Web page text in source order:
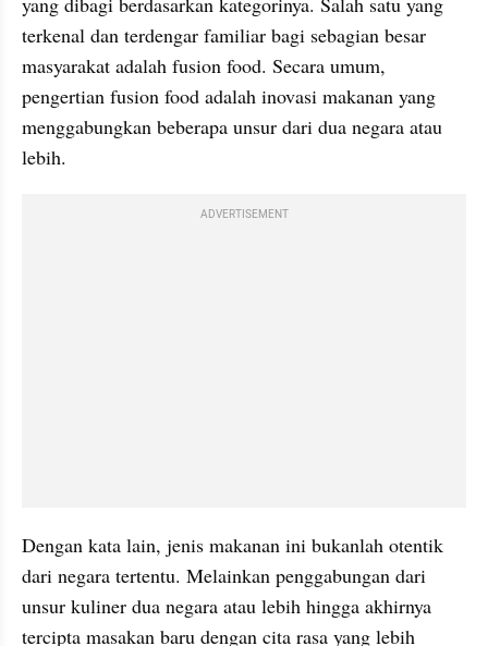
terkenal dan terdengar familiar bagi sebagian besar
masyarakat adalah fusion food. Secara umum,
pengertian fusion food adalah inovasi makanan yang
menggabungkan beberapa unsur dari dua negara atau
lebih.
ADVERTISEMENT
Dengan kata lain, jenis makanan ini bukanlah otentik
dari negara tertentu. Melainkan penggabungan dari
unsur kuliner dua negara atau lebih hingga akhirnya
tercipta masakan baru dengan cita rasa yang lebih